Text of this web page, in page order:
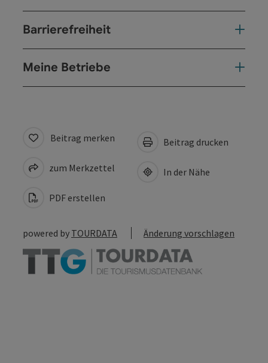
Barrierefreiheit
Meine Betriebe
Beitrag merken
zum Merkzettel
PDF erstellen
Beitrag drucken
In der Nähe
powered by TOURDATA Änderung vorschlagen